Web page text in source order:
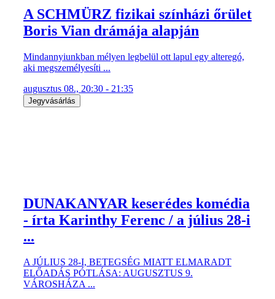
A SCHMÜRZ fizikai színházi őrület
Boris Vian drámája alapján
Mindannyiunkban mélyen legbelül ott lapul egy alteregó,
aki megszemélyesíti ...
augusztus 08., 20:30 - 21:35
Jegyvásárlás
DUNAKANYAR keserédes komédia
- írta Karinthy Ferenc / a július 28-i
...
A JÚLIUS 28-I, BETEGSÉG MIATT ELMARADT
ELŐADÁS PÓTLÁSA: AUGUSZTUS 9.
VÁROSHÁZA ...